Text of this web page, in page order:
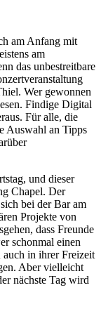
am Anfang mit
am
das unbestreitbare
Wer gewonnen
Findige Digital
Für alle, die
Auswahl an Tipps
und dieser
Chapel. Der
bei der Bar am
Projekte von
dass Freunde
schonmal einen
auch in ihrer Freizeit
Aber vielleicht
nächste Tag wird